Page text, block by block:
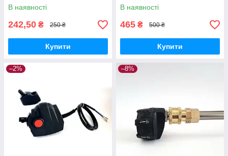
В наявності
242,50 ₴ 250 ₴
Купити
В наявності
465 ₴ 500 ₴
Купити
–2% –8%